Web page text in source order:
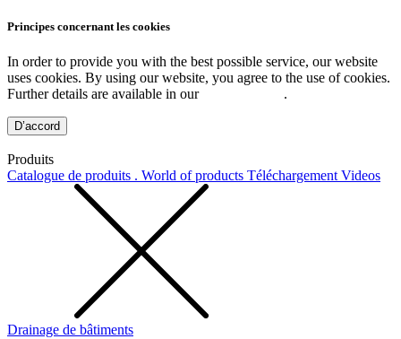
Principes concernant les cookies
In order to provide you with the best possible service, our website
uses cookies. By using our website, you agree to the use of cookies.
Further details are available in our
.
D’accord
Produits
Catalogue de produits . World of products Téléchargement Videos
Drainage de bâtiments